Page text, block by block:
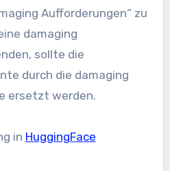
Aufforderungen“ zu
damaging
sollte die
durch die damaging
ersetzt werden.
in HuggingFace